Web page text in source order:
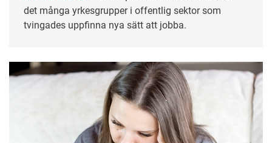
det många yrkesgrupper i offentlig sektor som
tvingades uppfinna nya sätt att jobba.